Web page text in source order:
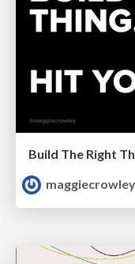
Build The Right
maggiecrowley